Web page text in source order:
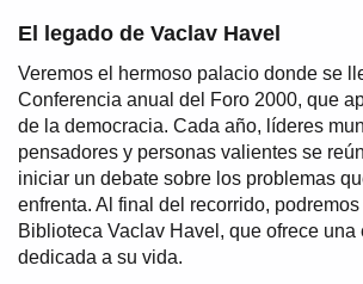
El legado de Vaclav Havel
Veremos el hermoso palacio donde se
Conferencia anual del Foro 2000, que
de la democracia. Cada año, líderes
pensadores y personas valientes se
iniciar un debate sobre los problemas
enfrenta. Al final del recorrido,
Biblioteca Vaclav Havel, que ofrece una
dedicada a su vida.